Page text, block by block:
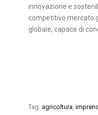
innovazione e
competitivo mercato
globale, capace di
Tag: agricoltura,